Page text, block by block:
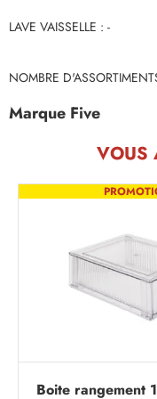
LAVE VAISSELLE : -
NOMBRE
Marque Five
VOUS
Boite rangement